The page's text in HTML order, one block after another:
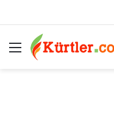
Menü